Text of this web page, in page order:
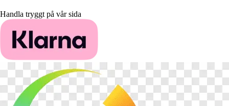
Handla tryggt på vår sida